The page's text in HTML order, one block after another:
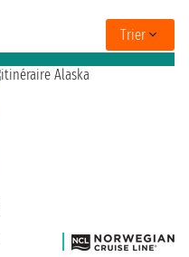
Trier